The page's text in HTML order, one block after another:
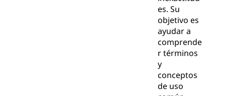
es. Su
objetivo es
ayudar a
comprende
r términos
y
conceptos
de uso